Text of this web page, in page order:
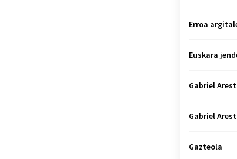
Erroa
Euskara
Gabriel
Gabriel
Gazteola